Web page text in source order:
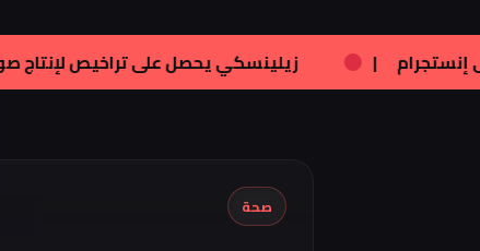
فنون:تامر هجرس يشارك بصورته الجديدة على إنستجرام|
صحة